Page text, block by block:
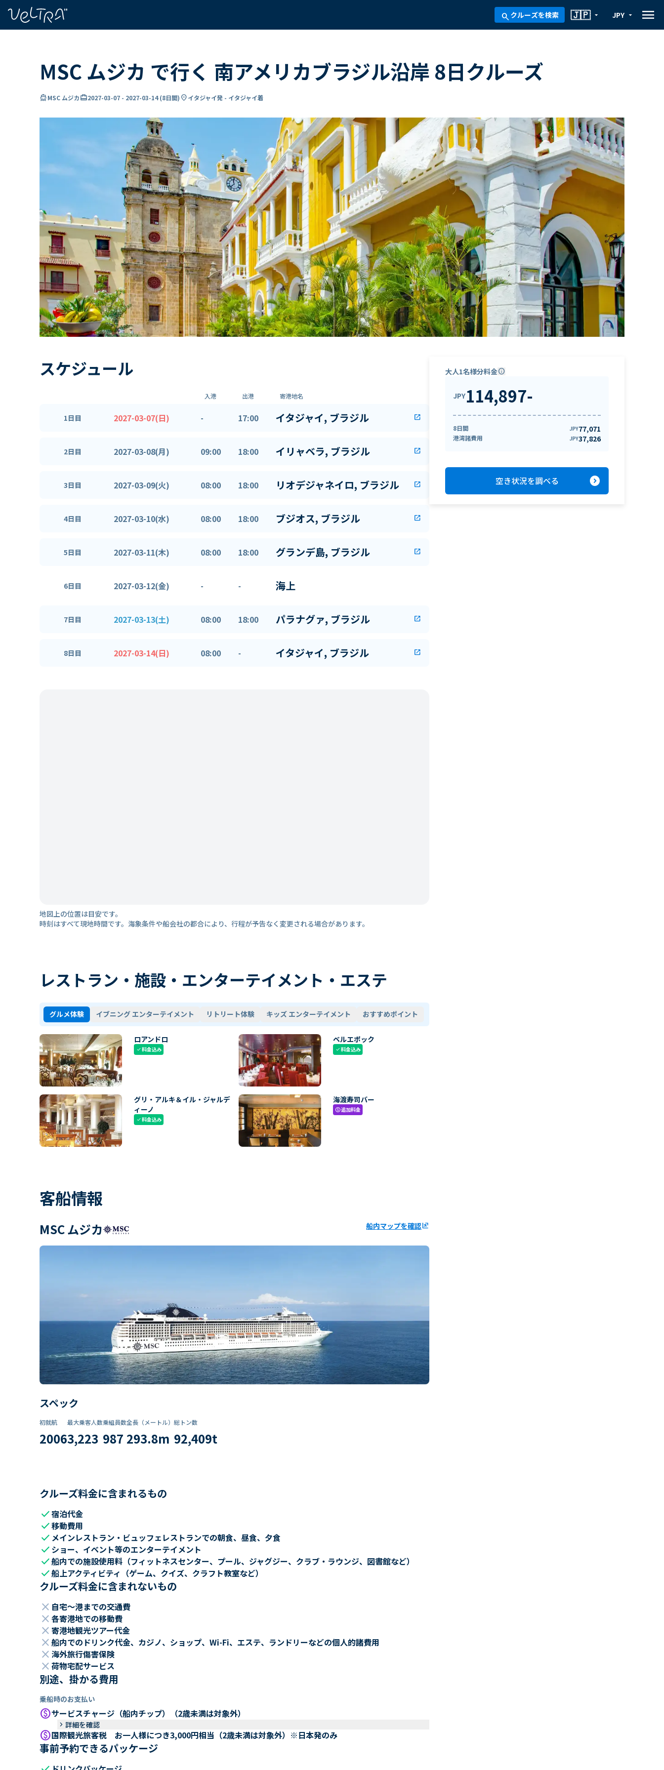
search クルーズを検索 arrow_drop_down
🇯🇵 arrow_drop_down
JPY menu
MSC ムジカ で行く 南アメリカブラジル沿岸 8日クルーズ
directions_boatMSC ムジカcard_travel2027-03-07 - 2027-03-14(8日間) location_onイタジャイ発 - イタジャイ着
スケジュール
入港 出港 寄港地名
1日目 2027-03-07(日) - 17:00 イタジャイ, ブラジル open_in_new
2日目 2027-03-08(月) 09:00 18:00 イリャベラ, ブラジル open_in_new
3日目 2027-03-09(火) 08:00 18:00 リオデジャネイロ, ブラジル open_in_new
4日目 2027-03-10(水) 08:00 18:00 ブジオス, ブラジル open_in_new
5日目 2027-03-11(木) 08:00 18:00 グランデ島, ブラジル open_in_new
6日目 2027-03-12(金) - - 海上
7日目 2027-03-13(土) 08:00 18:00 パラナグァ, ブラジル open_in_new
8日目 2027-03-14(日) 08:00 - イタジャイ, ブラジル open_in_new
地図上の位置は目安です。
時刻はすべて現地時間です。海象条件や船会社の都合により、行程が予告なく変更される場合があります。
レストラン・施設・エンターテイメント・エステ
グルメ体験 イブニング エンターテイメント リトリート体験 キッズ エンターテイメント おすすめポイント
ロアンドロ
check料金込み
ベルエポック
check料金込み
グリ・アルキ＆イル・ジャルデ
ィーノ
check料金込み
海渡寿司バー
paid追加料金
客船情報
MSC ムジカ 船内マップを確認ungroup
スペック
初就航
2006
最大乗客人数
3,223
乗組員数​
987
全長（メートル）
293.8m
総トン数​
92,409t
クルーズ料金に含まれるもの
check宿泊代金
check移動費用
check メインレストラン・ビュッフェレストランでの朝食、昼食、夕食
check ショー、イベント等のエンターテイメント
check船内での施設使用料（フィットネスセンター、プール、ジャグジー、クラブ・ラウンジ、図書館など）
check船上アクティビティ（ゲーム、クイズ、クラフト教室など）
クルーズ料金に含まれないもの
close 自宅～港までの交通費
close 各寄港地での移動費
close 寄港地観光ツアー代金
close 船内でのドリンク代金、カジノ、ショップ、Wi-Fi、エステ、ランドリーなどの個人的諸費用
close 海外旅行傷害保険
close 荷物宅配サービス
別途、掛かる費用
乗船時のお支払い
paidサービスチャージ（船内チップ）（2歳未満は対象外）
keyboard_arrow_right 詳細を確認
paid国際観光旅客税 お一人様につき3,000円相当（2歳未満は対象外）※日本発のみ
事前予約できるパッケージ
大人1名様分料金info
JPY114,897-
8日間 JPY77,071
港湾諸費用 JPY37,826
空き状況を調べる expand_circle_right